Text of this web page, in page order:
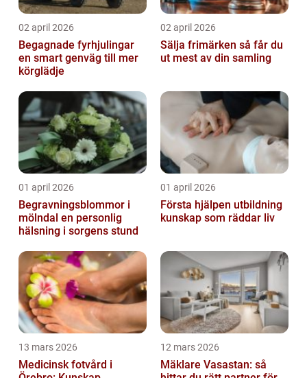
02 april 2026
Begagnade fyrhjulingar
en smart genväg till mer
körglädje
02 april 2026
Sälja frimärken så får du
ut mest av din samling
01 april 2026
Begravningsblommor i
mölndal en personlig
hälsning i sorgens stund
01 april 2026
Första hjälpen utbildning
kunskap som räddar liv
13 mars 2026
Medicinsk fotvård i
12 mars 2026
Mäklare Vasastan: så